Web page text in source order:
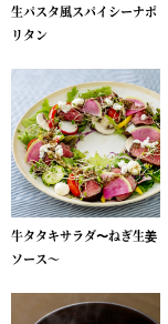
生パスタ風スパイシーナポ
リタン
牛タタキサラダ〜ねぎ生姜
ソース～